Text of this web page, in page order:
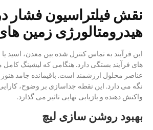
نقش فیلتراسیون فشار
هیدرومتالورژی زمین
این فرآیند به تماس کنترل شده بین معدن، اسید
های فرآیند بستگی دارد. هنگامی که لیشینگ
عناصر محلول ارزشمند است. باقیمانده جامد
نگه می دارد. این نقطه جداسازی بر وضوح،
واکنش دهنده و بازیابی نهایی تاثیر می گذارد.
بهبود روشن سازی لیچ